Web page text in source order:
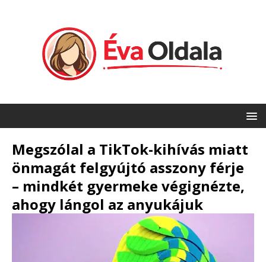
Megszólal a TikTok-kihívás miatt
önmagát felgyújtó asszony férje
– mindkét gyermeke végignézte,
ahogy lángol az anyukájuk